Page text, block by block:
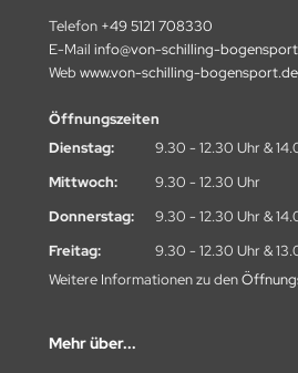
Telefon +49 5121 708330
E-Mail info@von-schilling-
Web www.von-schilling-bogensport.de
Öffnungszeiten
Dienstag:
9.30 - 12.30 Uhr &
Mittwoch:
9.30 - 12.30 Uhr
Donnerstag:
9.30 - 12.30 Uhr &
Freitag:
9.30 - 12.30 Uhr &
Weitere Informationen zu den
Mehr über...